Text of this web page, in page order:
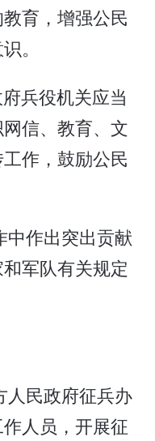
育，增强公民
。
兵役机关应当
信、教育、文
作，鼓励公民
中作出突出贡献
军队有关规定
人民政府征兵办
人员，开展征